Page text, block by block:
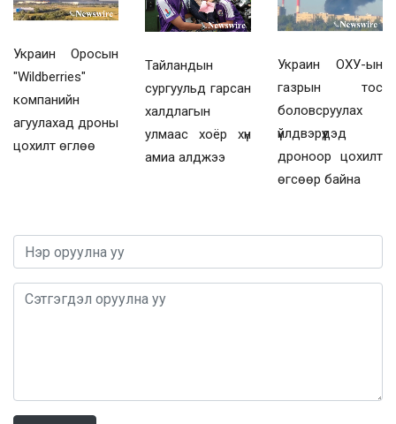
Украин Оросын
"Wildberries"
компанийн
агуулахад дроны
цохилт өглөө
Тайландын
сургуульд гарсан
халдлагын
улмаас хоёр хүн
амиа алджээ
Украин ОХУ-ын
газрын тос
боловсруулах
үйлдвэрүүдэд
дроноор цохилт
өгсөөр байна